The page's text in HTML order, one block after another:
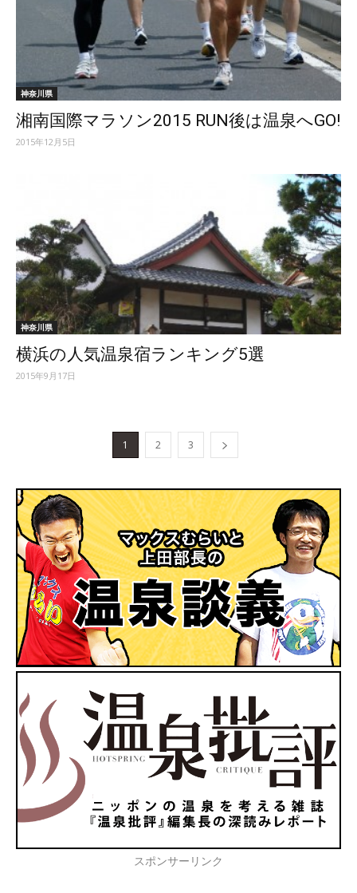
神奈川県
湘南国際マラソン2015 RUN後は温泉へGO!
2015年12月5日
神奈川県
横浜の人気温泉宿ランキング5選
2015年9月17日
1 2 3
スポンサーリンク